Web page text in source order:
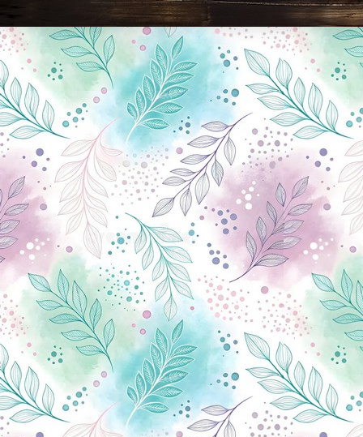
Новини Чернігова, Чернігівські новини, Чернігівський формат, новини Чернігова, події в Чернігові: політика, економіка, аналітика, культура, відеоновини, екологія, спортивний Чернігів, туризм, Чернігів